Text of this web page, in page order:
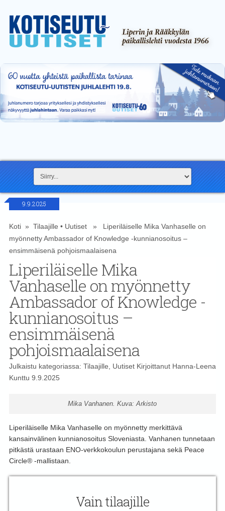
9.9.2025
Koti» Tilaajille • Uutiset» Liperiläiselle Mika Vanhaselle on
myönnetty Ambassador of Knowledge -kunnianosoitus –
ensimmäisenä pohjoismaalaisena
Liperiläiselle Mika
Vanhaselle on myönnetty
Ambassador of Knowledge -
kunnianosoitus –
ensimmäisenä
pohjoismaalaisena
Julkaistu kategoriassa: Tilaajille, UutisetKirjoittanut Hanna-Leena
Kunttu 9.9.2025
Mika Vanhanen. Kuva: Arkisto
Liperiläiselle Mika Vanhaselle on myönnetty merkittävä
kansainvälinen kunnianosoitus Sloveniasta. Vanhanen tunnetaan
pitkästä urastaan ENO-verkkokoulun perustajana sekä Peace
Circle® -mallistaan.
Vain tilaajille